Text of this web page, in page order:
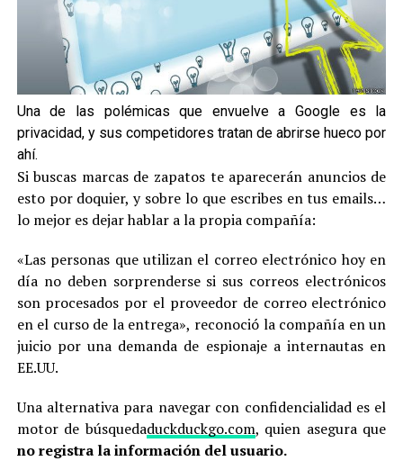
Una de las polémicas que envuelve a Google es la
privacidad, y sus competidores tratan de abrirse hueco por
ahí.
Si buscas marcas de zapatos te aparecerán anuncios de
esto por doquier, y sobre lo que escribes en tus emails…
lo mejor es dejar hablar a la propia compañía:
«Las personas que utilizan el correo electrónico hoy en
día no deben sorprenderse si sus correos electrónicos
son procesados por el proveedor de correo electrónico
en el curso de la entrega», reconoció la compañía en un
juicio por una demanda de espionaje a internautas en
EE.UU.
Una alternativa para navegar con confidencialidad es el
motor de búsquedaduckduckgo.com, quien asegura que
no registra la información del usuario.